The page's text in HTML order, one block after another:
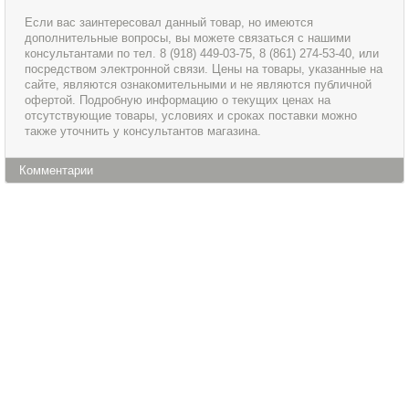
Если вас заинтересовал данный товар, но имеются
дополнительные вопросы, вы можете связаться с нашими
консультантами по тел. 8 (918) 449-03-75, 8 (861) 274-53-40, или
посредством электронной связи. Цены на товары, указанные на
сайте, являются ознакомительными и не являются публичной
офертой. Подробную информацию о текущих ценах на
отсутствующие товары, условиях и сроках поставки можно
также уточнить у консультантов магазина.
Комментарии